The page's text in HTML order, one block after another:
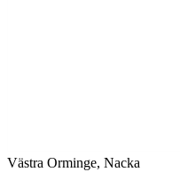
Västra Orminge, Nacka